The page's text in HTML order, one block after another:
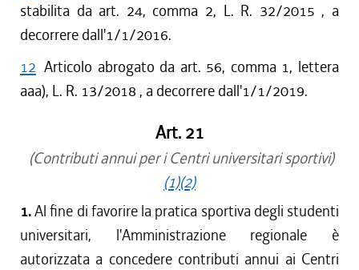
stabilita da art. 24, comma 2, L. R. 32/2015 , a
decorrere dall'1/1/2016.
12 Articolo abrogato da art. 56, comma 1, lettera
aaa), L. R. 13/2018 , a decorrere dall'1/1/2019.
Art. 21
(Contributi annui per i Centri universitari sportivi)
(1)(2)
1.Al fine di favorire la pratica sportiva degli studenti
universitari, l'Amministrazione regionale è
autorizzata a concedere contributi annui ai Centri